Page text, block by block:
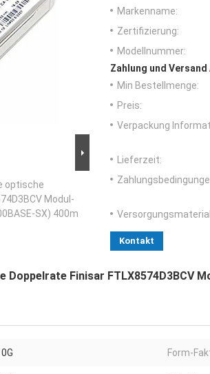
optische
Modul-
SX) 400m
Markenname:
Zertifizierung:
Modellnummer:
Zahlung und Versand
Min Bestellmenge:
Preis:
Verpackung
Lieferzeit:
Kontakt
Finisar FTLX8574D3BCV
Form-